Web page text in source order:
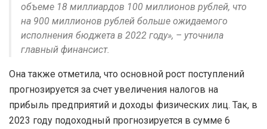
объеме 18 миллиардов 100 миллионов рублей, что
на 900 миллионов рублей больше ожидаемого
исполнения бюджета в 2022 году», – уточнила
главный финансист.
Она также отметила, что основной рост поступлений
прогнозируется за счет увеличения налогов на
прибыль предприятий и доходы физических лиц. Так, в
2023 году подоходный прогнозируется в сумме 6